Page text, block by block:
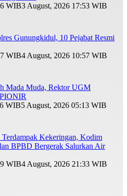
WIB3 August, 2026 17:53 WIB
Gunungkidul, 10 Pejabat Resmi
WIB4 August, 2026 10:57 WIB
Mada Muda, Rektor UGM
WIB5 August, 2026 05:13 WIB
Kekeringan, Kodim
BPBD Bergerak Salurkan Air
WIB4 August, 2026 21:33 WIB